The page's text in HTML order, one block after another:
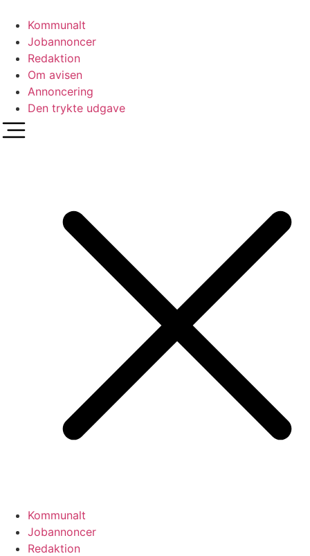
indhold
Kommunalt
Jobannoncer
Redaktion
Om avisen
Annoncering
Den trykte udgave
Kommunalt
Jobannoncer
Redaktion